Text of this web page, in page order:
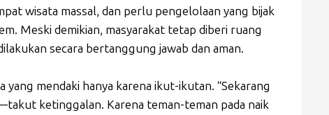
wisata massal, dan perlu pengelolaan yang bijak
Meski demikian, masyarakat tetap diberi ruang
secara bertanggung jawab dan aman.
yang mendaki hanya karena ikut-ikutan. “Sekarang
ketinggalan. Karena teman-teman pada naik